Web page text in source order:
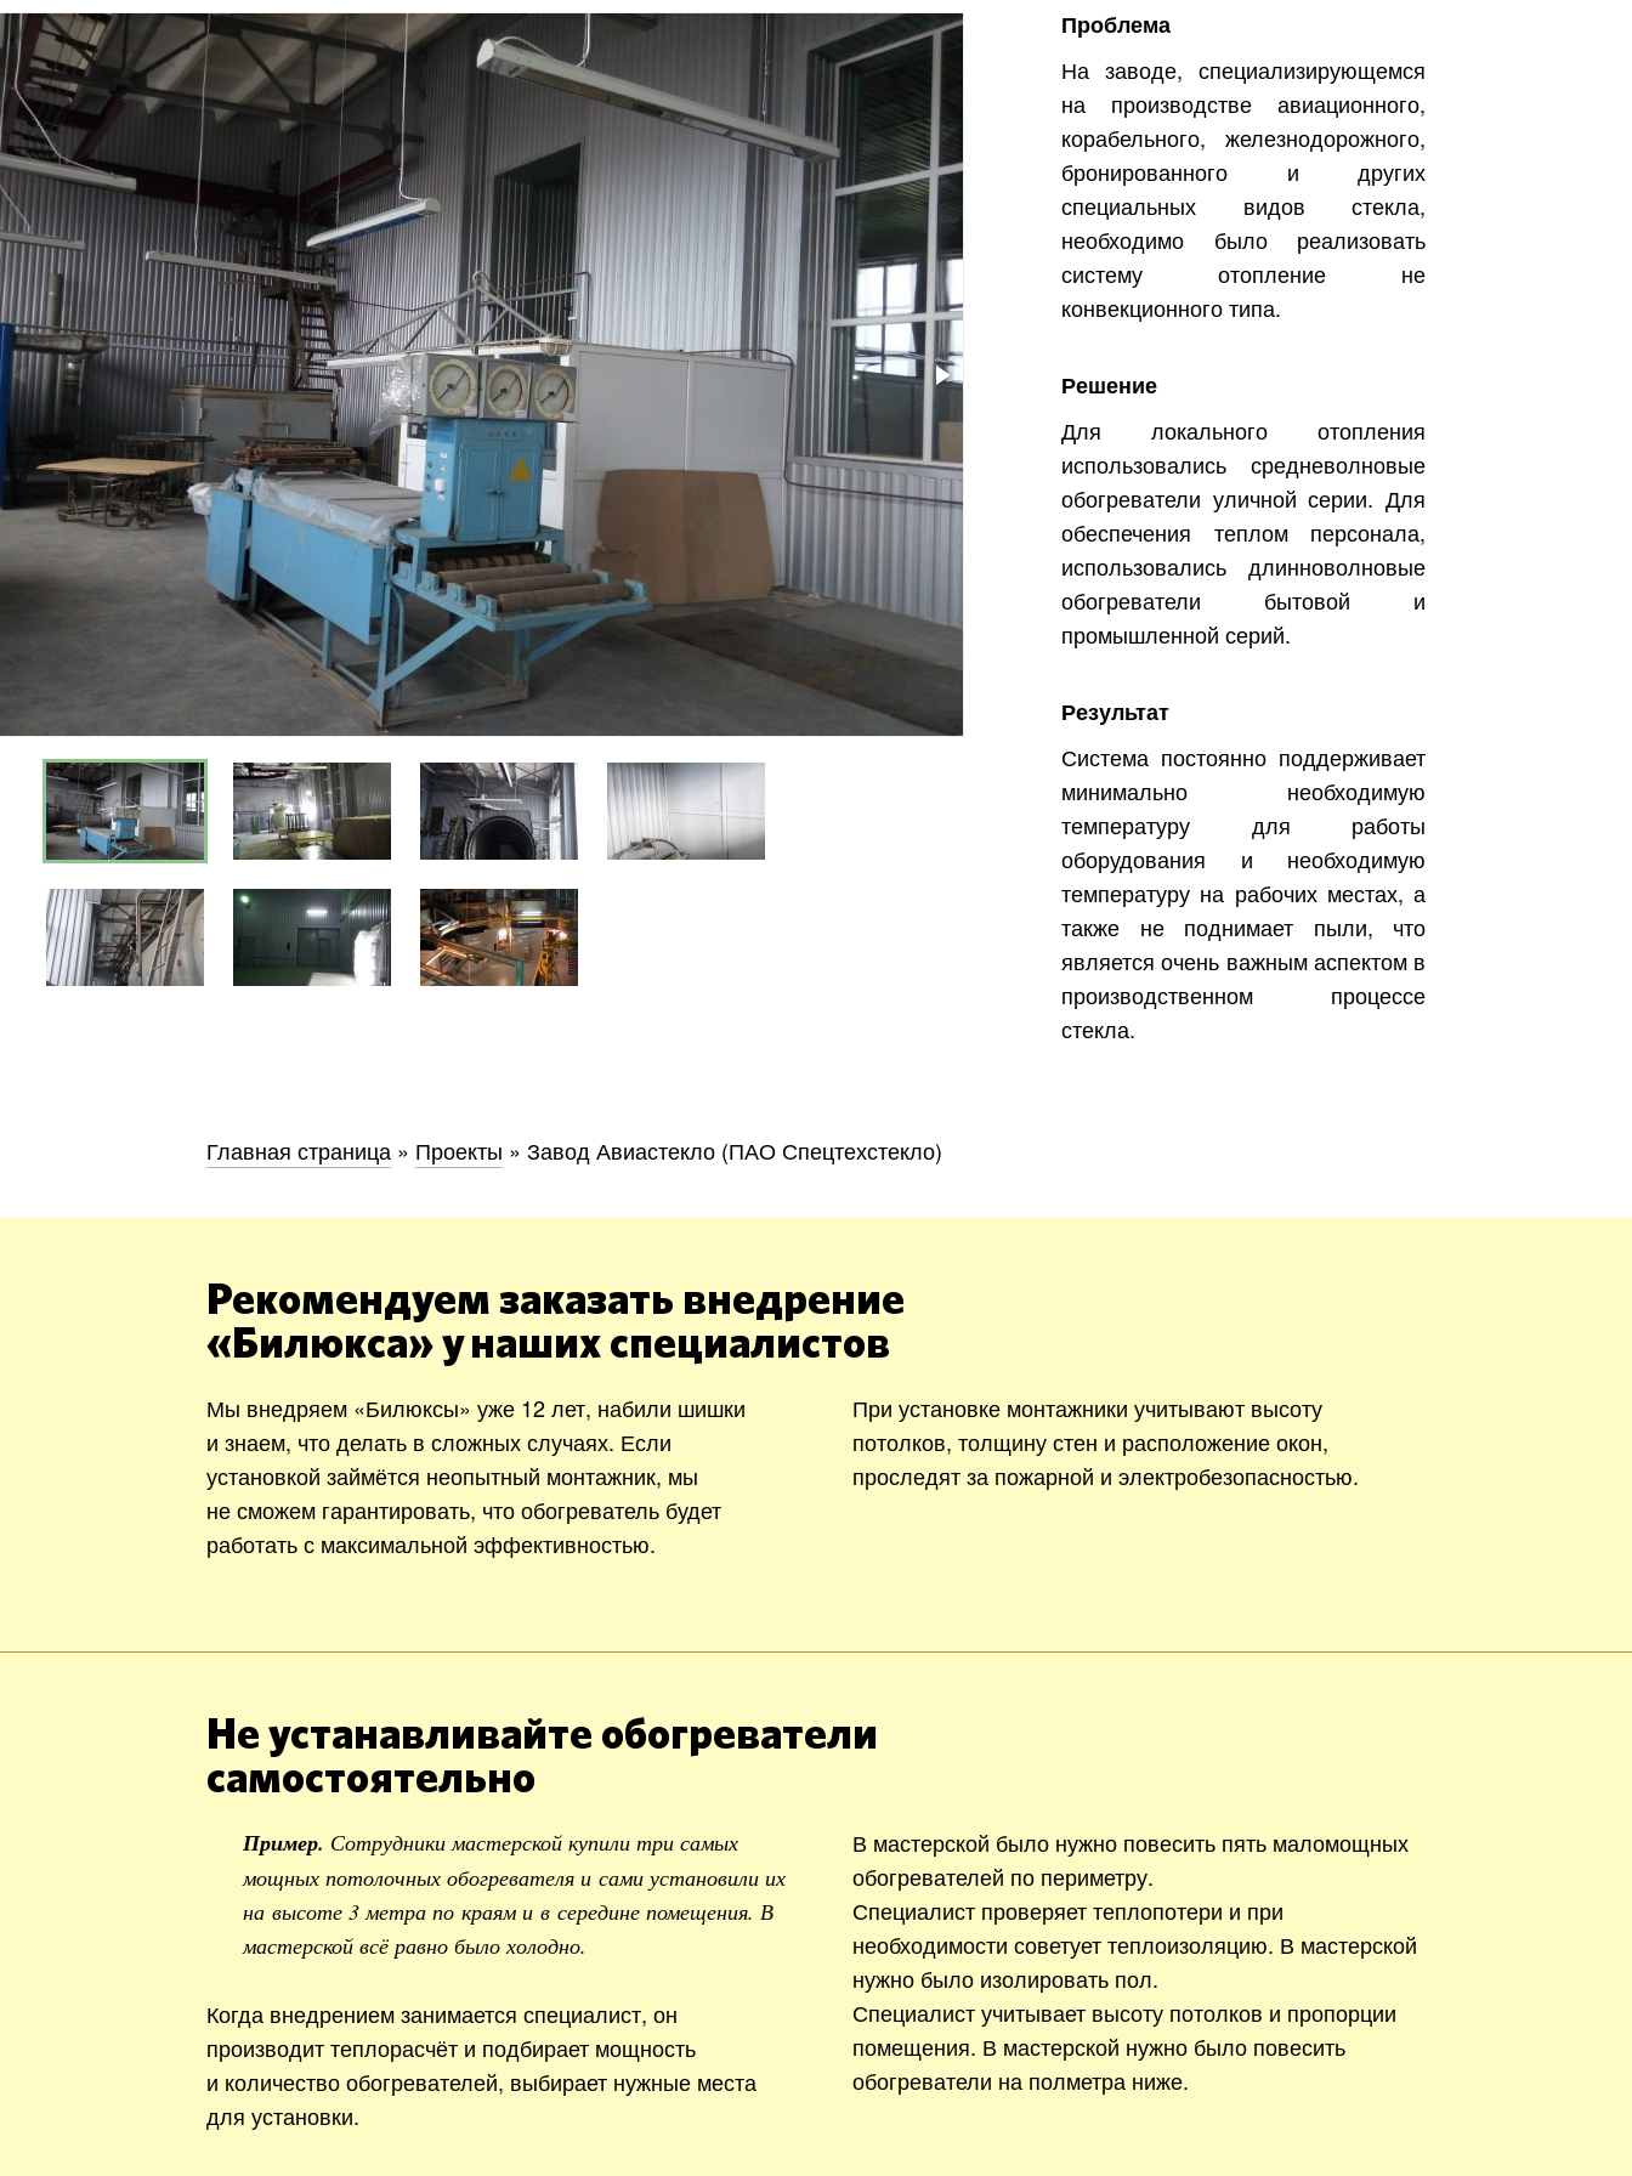
Проблема
На заводе, специализирующемся
на производстве авиационного,
корабельного, железнодорожного,
бронированного и других
специальных видов стекла,
необходимо было реализовать
систему отопление не
конвекционного типа.
Решение
Для локального отопления
использовались средневолновые
обогреватели уличной серии. Для
обеспечения теплом персонала,
использовались длинноволновые
обогреватели бытовой и
промышленной серий.
Результат
Система постоянно поддерживает
минимально необходимую
температуру для работы
оборудования и необходимую
температуру на рабочих местах, а
также не поднимает пыли, что
является очень важным аспектом в
производственном процессе
стекла.
Главная страница » Проекты » Завод Авиастекло (ПАО Спецтехстекло)
Рекомендуем заказать внедрение
«Билюкса» у наших специалистов
Мы внедряем «Билюксы» уже 12 лет, набили шишки
и знаем, что делать в сложных случаях. Если
установкой займётся неопытный монтажник, мы
не сможем гарантировать, что обогреватель будет
работать с максимальной эффективностью.
При установке монтажники учитывают высоту
потолков, толщину стен и расположение окон,
проследят за пожарной и электробезопасностью.
Не устанавливайте обогреватели
самостоятельно
Пример. Сотрудники мастерской купили три самых
мощных потолочных обогревателя и сами установили их
на высоте 3 метра по краям и в середине помещения. В
мастерской всё равно было холодно.
Когда внедрением занимается специалист, он
производит теплорасчёт и подбирает мощность
и количество обогревателей, выбирает нужные места
для установки.
В мастерской было нужно повесить пять маломощных
обогревателей по периметру.
Специалист проверяет теплопотери и при
необходимости советует теплоизоляцию. В мастерской
нужно было изолировать пол.
Специалист учитывает высоту потолков и пропорции
помещения. В мастерской нужно было повесить
обогреватели на полметра ниже.
Днепр
Хмельницкий
Бесплатно.
Заказать